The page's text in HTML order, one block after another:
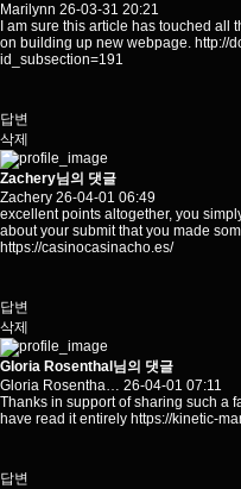
Marilynn 26-03-31 20:21
I am sure this article has touched
on building up new webpage. http://
id_subsection=191
답변
삭제
Zachery님의 댓글
Zachery 26-04-01 06:49
excellent points altogether, you
about your submit that you made
https://casinocasinacho.es/
답변
삭제
Gloria Rosenthal님의 댓글
Gloria Rosentha… 26-04-01 07:11
Thanks in support of sharing such a
have read it entirely https://kinetic-
답변